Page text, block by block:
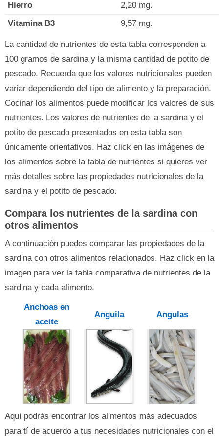
Hierro
2,20 mg.
Vitamina B3
9,57 mg.
La cantidad de nutrientes de esta tabla corresponden a
100 gramos de sardina y la misma cantidad de potito de
pescado. Recuerda que los valores nutricionales pueden
variar dependiendo del tipo de alimento y la preparación.
Cocinar los alimentos puede modificar los valores de sus
nutrientes. Los valores de nutrientes de la sardina y el
potito de pescado presentados en esta tabla son
únicamente orientativos. Haz click en las imágenes de
los alimentos sobre la tabla de nutrientes si quieres ver
más detalles sobre las propiedades nutricionales de la
sardina y el potito de pescado.
Compara los nutrientes de la sardina con
otros alimentos
A continuación puedes comparar las propiedades de la
sardina con otros alimentos relacionados. Haz click en la
imagen para ver la tabla comparativa de nutrientes de la
sardina y cada alimento.
Anchoas en
aceite
Anguila Angulas
Aquí podrás encontrar los alimentos más adecuados
para tí de acuerdo a tus necesidades nutricionales con el